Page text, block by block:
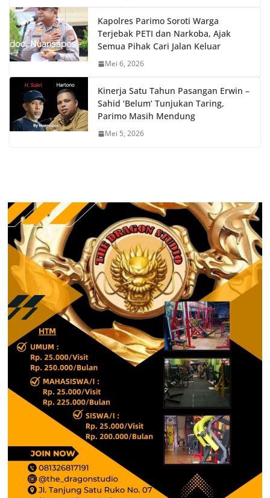
Kapolres Parimo Soroti Warga
Terjebak PETI dan Narkoba, Ajak
Semua Pihak Cari Jalan Keluar
Mei 6, 2026
Kinerja Satu Tahun Pasangan Erwin –
Sahid ‘Belum’ Tunjukan Taring,
Parimo Masih Mendung
Mei 5, 2026